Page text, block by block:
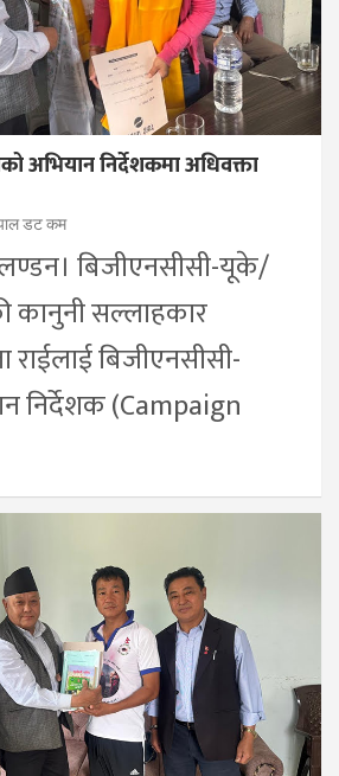
अभियान निर्देशकमा अधिवक्ता
डट कम
बिजीएनसीसी-यूके/
कानुनी सल्लाहकार
राईलाई बिजीएनसीसी-
निर्देशक (Campaign